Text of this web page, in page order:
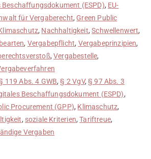
(ESPD), EU-
für Vergaberecht, Green Public
, Nachhaltigkeit,Schwellenwert,
, Vergabepflicht, Vergabeprinzipien,
,Vergabestelle,
119 Abs. 4 GWB,§ 2 VgV,§ 97 Abs. 3
Beschaffungsdokument (ESPD),
Procurement (GPP), Klimaschutz,
, soziale Kriterien,Tariftreue,
Vergaben